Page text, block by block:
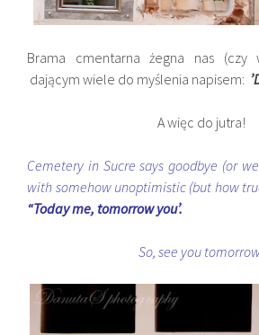
Brama cmentarna żegna nas
dającym wiele do myślenia napisem:
A więc do jutra!
Cemetery in Sucre says goodbye (or
with somehow unoptimistic (but how
“Today me, tomorrow you’.
So, see you